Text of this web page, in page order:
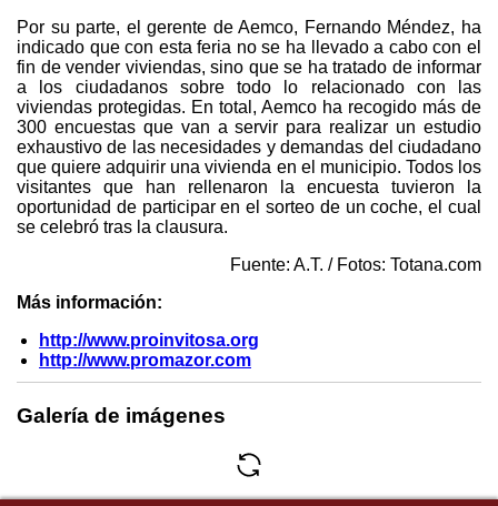
Por su parte, el gerente de Aemco, Fernando Méndez, ha
indicado que con esta feria no se ha llevado a cabo con el
fin de vender viviendas, sino que se ha tratado de informar
a los ciudadanos sobre todo lo relacionado con las
viviendas protegidas. En total, Aemco ha recogido más de
300 encuestas que van a servir para realizar un estudio
exhaustivo de las necesidades y demandas del ciudadano
que quiere adquirir una vivienda en el municipio. Todos los
visitantes que han rellenaron la encuesta tuvieron la
oportunidad de participar en el sorteo de un coche, el cual
se celebró tras la clausura.
Fuente: A.T. / Fotos: Totana.com
Más información:
http://www.proinvitosa.org
http://www.promazor.com
Galería de imágenes